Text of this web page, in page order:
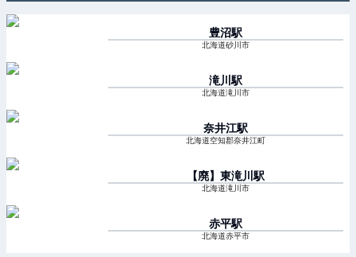
豊沼駅
北海道砂川市
滝川 駅
北海道滝川市
奈井江駅
北海道空知郡奈井江町
【廃】東滝川 駅
北海道滝川市
赤平駅
北海道赤平市